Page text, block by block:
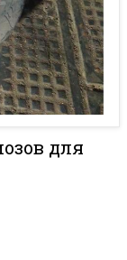
для